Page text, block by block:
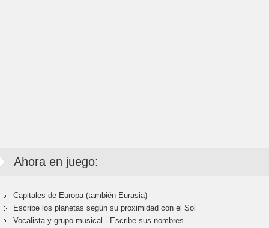
Ahora en juego:
Capitales de Europa (también Eurasia)
Escribe los planetas según su proximidad con el Sol
Vocalista y grupo musical - Escribe sus nombres